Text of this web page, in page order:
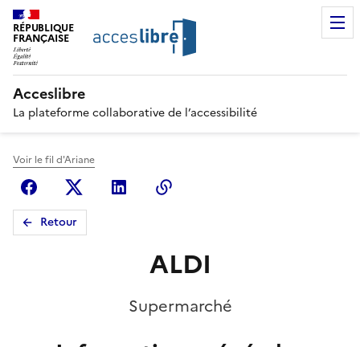
RÉPUBLIQUE
FRANÇAISE
Acceslibre
La plateforme collaborative de l’accessibilité
Voir le fil d'Ariane
FacebookX (anciennement Twitter)
Linkedin
Retour
ALDI
Supermarché